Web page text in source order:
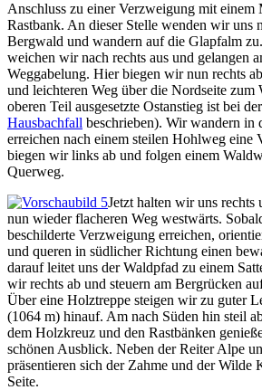
Anschluss zu einer Verzweigung mit einem
Rastbank. An dieser Stelle wenden wir uns
Bergwald und wandern auf die Glapfalm
weichen wir nach rechts aus und gelangen
Weggabelung. Hier biegen wir nun rechts
und leichteren Weg über die Nordseite zum
oberen Teil ausgesetzte Ostanstieg ist bei
Hausbachfall beschrieben). Wir wandern in
erreichen nach einem steilen Hohlweg eine
biegen wir links ab und folgen einem
Querweg.
Jetzt halten wir uns rechts
nun wieder flacheren Weg westwärts.
beschilderte Verzweigung erreichen,
und queren in südlicher Richtung einen
darauf leitet uns der Waldpfad zu einem
wir rechts ab und steuern am Bergrücken
Über eine Holztreppe steigen wir zu guter
(1064 m) hinauf. Am nach Süden hin steil
dem Holzkreuz und den Rastbänken
schönen Ausblick. Neben der Reiter Alpe
präsentieren sich der Zahme und der Wilde
Seite.